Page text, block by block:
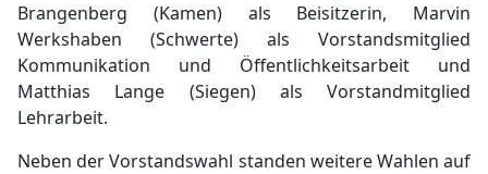
Brangenberg (Kamen) als Beisitzerin, Marvin
Werkshaben (Schwerte) als Vorstandsmitglied
Kommunikation und Öffentlichkeitsarbeit und
Matthias Lange (Siegen) als Vorstandmitglied
Lehrarbeit.
Neben der Vorstandswahl standen weitere Wahlen auf